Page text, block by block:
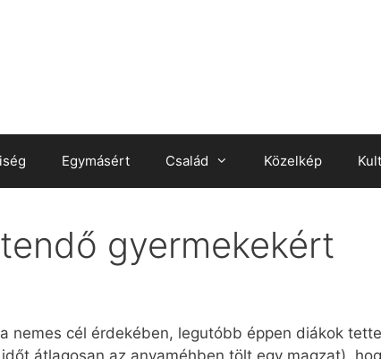
Egymásért Család Közelkép
gyermekekért
nemes cél érdekében, legutóbb éppen diákok
átlagosan az anyaméhben tölt egy magzat),